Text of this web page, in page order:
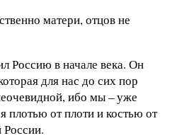
матери, отцов не
Россию в начале века. Он
для нас до сих пор
ибо мы – уже
плотью от плоти и костью от
России.